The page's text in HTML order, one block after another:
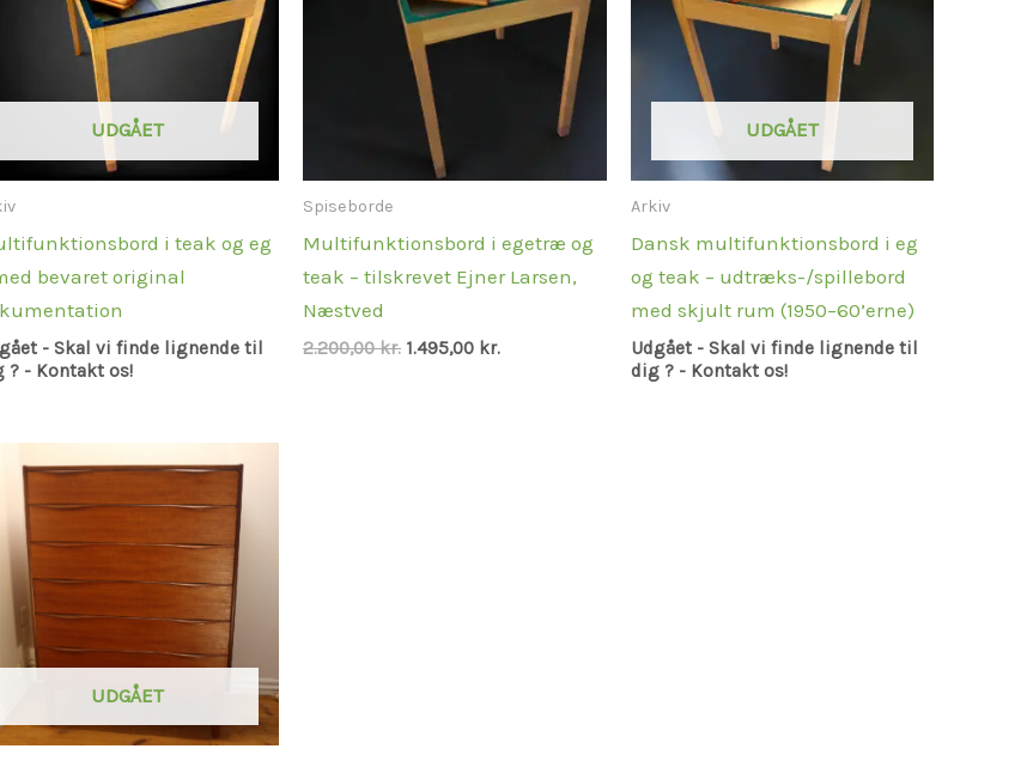
UDGÅET
i teak og eg
bevaret original
- Skal vi finde lignende til
? - Kontakt os!
Spiseborde
Multifunktionsbord i egetræ og
teak – tilskrevet Ejner Larsen,
Næstved
2.200,00kr. 1.495,00 kr.
UDGÅET
Arkiv
Dansk multifunktionsbord i eg
og teak – udtræks-/spillebord
med skjult rum (1950–60’erne)
Udgået - Skal vi finde lignende til
dig ? - Kontakt os!
UDGÅET